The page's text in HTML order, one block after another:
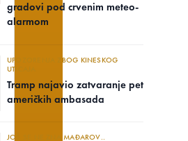
gradovi pod crvenim meteo-
alarmom
UPOZORENJA ZBOG KINESKOG
UTICAJA
Tramp najavio zatvaranje pet
američkih ambasada
JOŠ SE NE ZNA MAĐAROV..